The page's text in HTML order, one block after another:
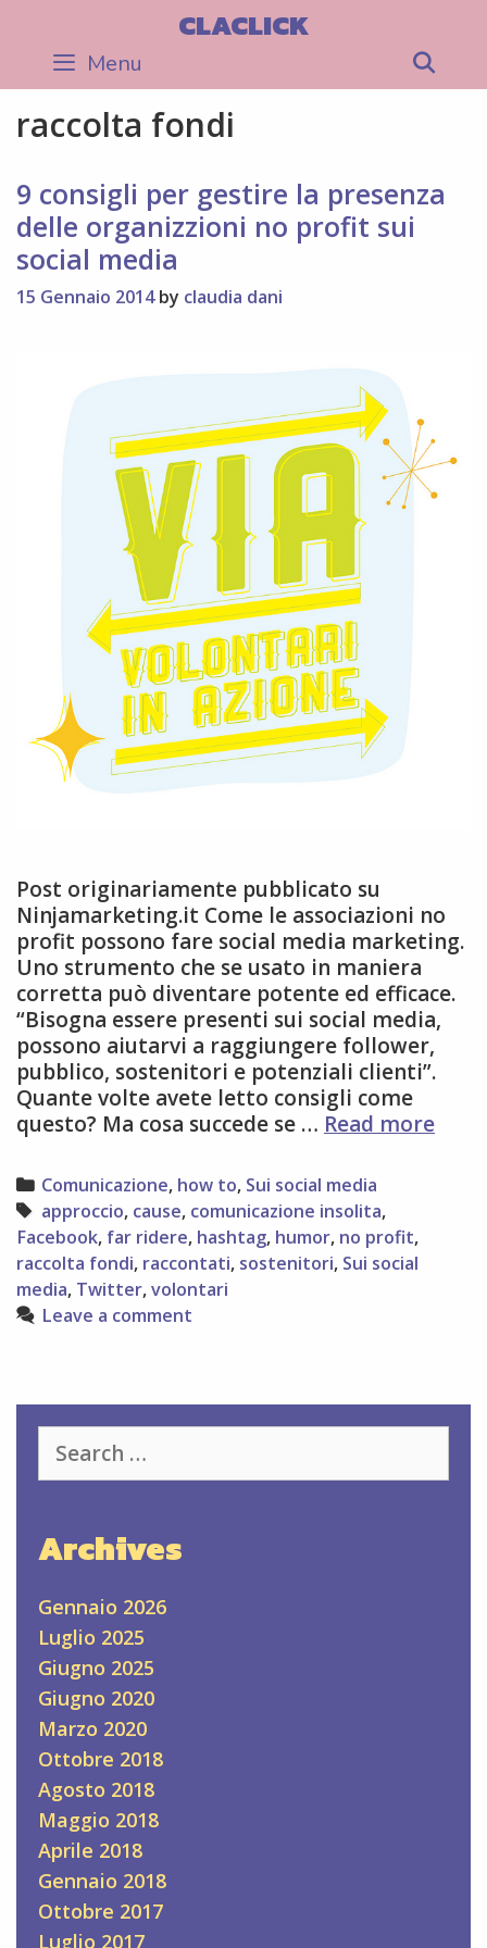
content
CLACLICK
Menu
raccolta fondi
9 consigli per gestire la presenza
delle organizzioni no profit sui
social media
15 Gennaio 2014 by claudia dani
Post originariamente pubblicato su
Ninjamarketing.it Come le associazioni no
profit possono fare social media marketing.
Uno strumento che se usato in maniera
corretta può diventare potente ed efficace.
“Bisogna essere presenti sui social media,
possono aiutarvi a raggiungere follower,
pubblico, sostenitori e potenziali clienti”.
Quante volte avete letto consigli come
questo? Ma cosa succede se … Read more9
Categories
Comunicazione, how to, Sui social media
Tags
approccio, cause, comunicazione insolita,
Facebook, far ridere, hashtag, humor, no profit,
raccolta fondi, raccontati, sostenitori, Sui social
media, Twitter,volontari
Leave a comment
for:
Archives
Gennaio 2026
Luglio 2025
Giugno 2025
Giugno 2020
Marzo 2020
Ottobre 2018
Agosto 2018
Maggio 2018
Aprile 2018
Gennaio 2018
Ottobre 2017
Luglio 2017